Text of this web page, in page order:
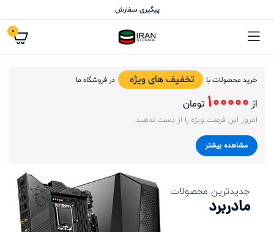
پیگیری سفارش
0
خرید محصولات با تخفیف های ویژه در فروشگاه ما
از 100000 تومان
امروز این فرصت ویژه را از دست ندهید.
مشاهده بیشتر
جدیدترین محصولات
مادربرد